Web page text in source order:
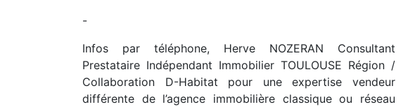
-
Infos par téléphone, Herve NOZERAN Consultant
Prestataire Indépendant Immobilier TOULOUSE Région /
Collaboration D-Habitat pour une expertise vendeur
différente de l’agence immobilière classique ou réseau